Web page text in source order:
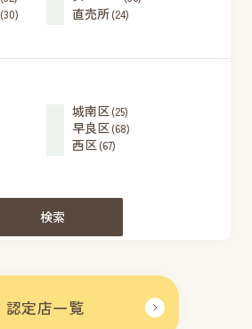
認定店一覧
(30) 直売所(24)
城南区(25)
早良区(68)
西区(67)
検索